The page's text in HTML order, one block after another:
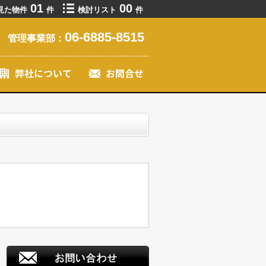
た物件 01 件 検討リスト 00 件
管理事業部： 06-6885-8515